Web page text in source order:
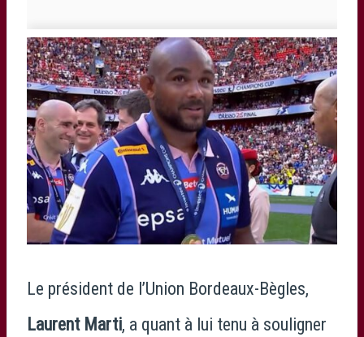
Le président de l’Union Bordeaux-Bègles,
Laurent Marti, a quant à lui tenu à souligner